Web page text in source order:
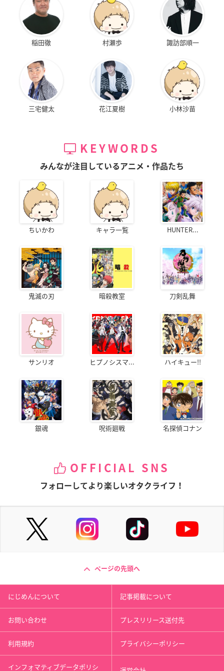
稲田徹 村瀬歩 諏訪部順一
三宅健太 花江夏樹 小林沙苗
KEYWORDS
みんなが注目しているアニメ・作品たち
ちいかわ キャラ一覧 HUNTER...
鬼滅の刃 暗殺教室 刀剣乱舞
サンリオ ヒプノシスマ... ハイキュー!!
銀魂 呪術廻戦 名探偵コナン
OFFICIAL SNS
フォローしてより楽しいオタクライフ！
ページの先頭へ
にじめんについて 記事掲載について
お問い合わせ プレスリリース送付先
利用規約 プライバシーポリシー
インフォマティブデータポリシ